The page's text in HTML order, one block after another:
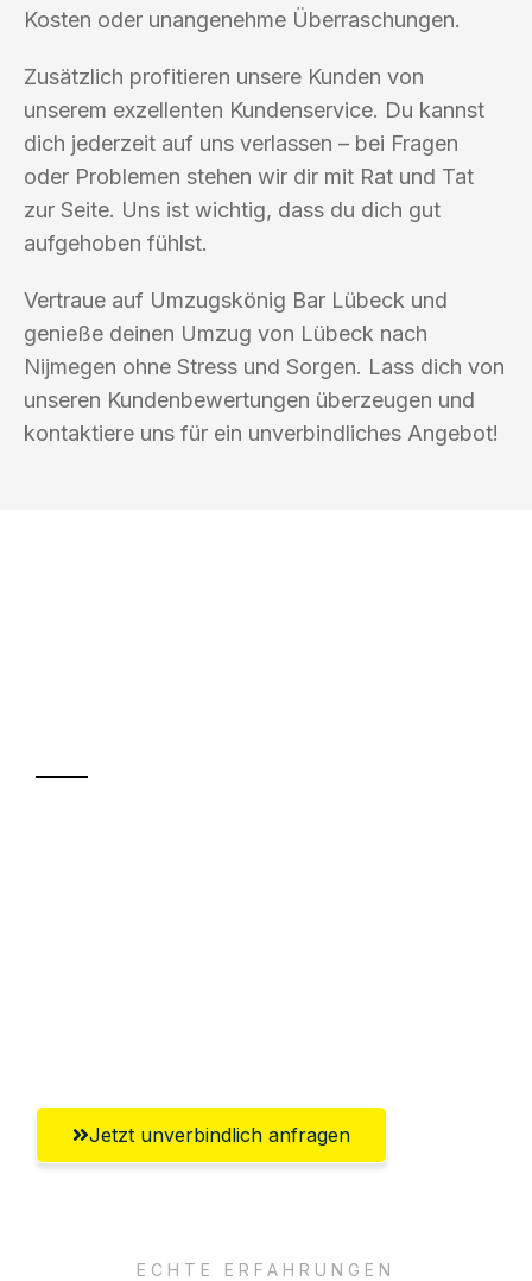
Kosten oder unangenehme Überraschungen.
Zusätzlich profitieren unsere Kunden von
unserem exzellenten Kundenservice. Du kannst
dich jederzeit auf uns verlassen – bei Fragen
oder Problemen stehen wir dir mit Rat und Tat
zur Seite. Uns ist wichtig, dass du dich gut
aufgehoben fühlst.
Vertraue auf Umzugskönig Bar Lübeck und
genieße deinen Umzug von Lübeck nach
Nijmegen ohne Stress und Sorgen. Lass dich von
unseren Kundenbewertungen überzeugen und
kontaktiere uns für ein unverbindliches Angebot!
Jetzt unverbindlich anfragen
ECHTE ERFAHRUNGEN